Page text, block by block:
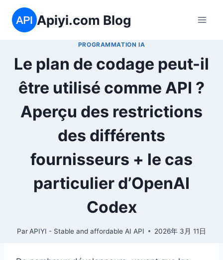
contenu
Apiyi.com Blog
PROGRAMMATION IA
Le plan de codage peut-il
être utilisé comme API ?
Aperçu des restrictions
des différents
fournisseurs + le cas
particulier d’OpenAI
Codex
Par APIYI - Stable and affordable AI API 2026年 3月 11日